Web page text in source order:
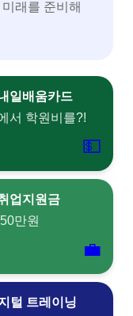
래를 준비해
일배움카드
서 학원비를?!
💵
업지원금
만원
💼
털 트레이닝